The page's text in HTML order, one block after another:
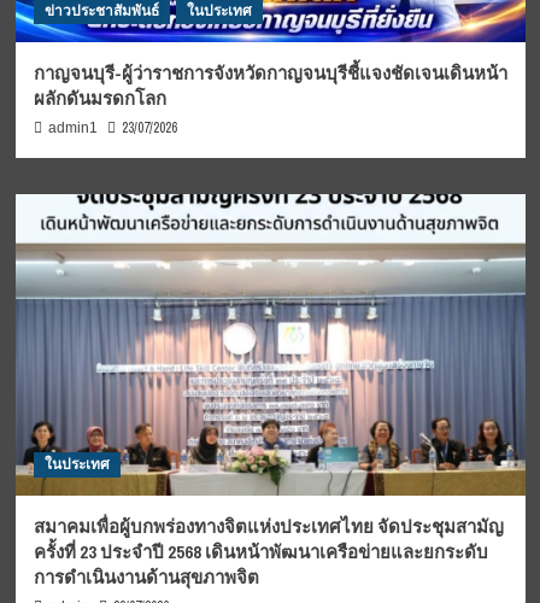
ข่าวประชาสัมพันธ์ ในประเทศ
กาญจนบุรี-ผู้ว่าราชการจังหวัดกาญจนบุรีชี้แจงชัดเจนเดินหน้า
ผลักดันมรดกโลก
admin1 23/07/2026
ในประเทศ
สมาคมเพื่อผู้บกพร่องทางจิตแห่งประเทศไทย จัดประชุมสามัญ
ครั้งที่ 23 ประจำปี 2568 เดินหน้าพัฒนาเครือข่ายและยกระดับ
การดำเนินงานด้านสุขภาพจิต